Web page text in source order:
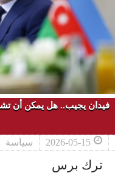
فيدان يجيب.. هل يمكن أن
2026-05-15 سياسة
ترك برس